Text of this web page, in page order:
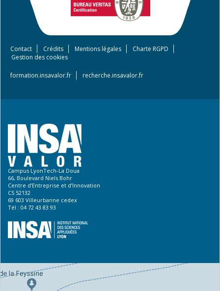
Footer
Contact Crédits Mentions légales
Charte RGPD
Gestion des cookies
formation.insavalor.fr recherche.insavalor.fr
Campus LyonTech-La Doua
66, Boulevard Niels Bohr
Centre d’Entreprise et d’Innovation
CS 52132
69 603 Villeurbanne cedex
Tél : 04 72 43 83 93